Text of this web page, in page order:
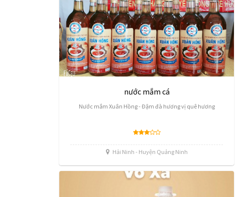
nước mắm cá
Nước mắm Xuân Hồng - Đậm đà hương vị quê hương
Hải Ninh - Huyện Quảng Ninh